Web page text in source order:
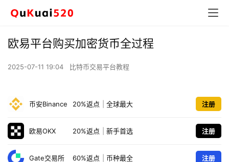
欧易平台购买加密货币全过程
2025-07-11 19:04 比特币交易平台教程
币安Binance 20%返点 全球最大 注册
欧易OKX 20%返点 新手首选 注册
Gate交易所 60%返点 币种最全 注册